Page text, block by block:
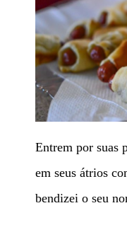
Entrem por suas
em seus átrios
bendizei o seu